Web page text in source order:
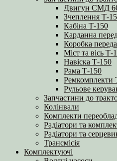
Двигун СМД
Зчеплення Т-
Кабіна Т-150
Карданна
Коробка
Міст та вісь Т-
Навіска Т-150
Рама Т-150
Ремкомплекти
Рульове
Запчастини до
Колінвали
Комплекти
Радіатори та
Радіатори та
Трансмісія
Комплектуючі